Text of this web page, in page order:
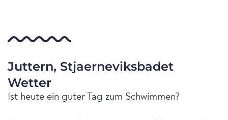
Juttern, Stjaerneviksbadet
Wetter
Ist heute ein guter Tag zum Schwimmen?